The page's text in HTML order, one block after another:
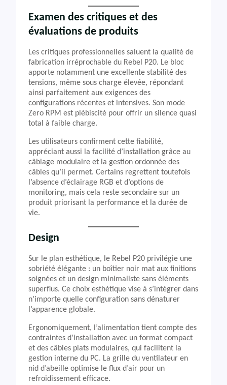
Examen des critiques et des
évaluations de produits
Les critiques professionnelles saluent la qualité de
fabrication irréprochable du Rebel P20. Le bloc
apporte notamment une excellente stabilité des
tensions, même sous charge élevée, répondant
ainsi parfaitement aux exigences des
configurations récentes et intensives. Son mode
Zero RPM est plébiscité pour offrir un silence quasi
total à faible charge.
Les utilisateurs confirment cette fiabilité,
appréciant aussi la facilité d’installation grâce au
câblage modulaire et la gestion ordonnée des
câbles qu’il permet. Certains regrettent toutefois
l’absence d’éclairage RGB et d’options de
monitoring, mais cela reste secondaire sur un
produit priorisant la performance et la durée de
vie.
Design
Sur le plan esthétique, le Rebel P20 privilégie une
sobriété élégante : un boîtier noir mat aux finitions
soignées et un design minimaliste sans éléments
superflus. Ce choix esthétique vise à s’intégrer dans
n’importe quelle configuration sans dénaturer
l’apparence globale.
Ergonomiquement, l’alimentation tient compte des
contraintes d’installation avec un format compact
et des câbles plats modulaires, qui facilitent la
gestion interne du PC. La grille du ventilateur en
nid d’abeille optimise le flux d’air pour un
refroidissement efficace.